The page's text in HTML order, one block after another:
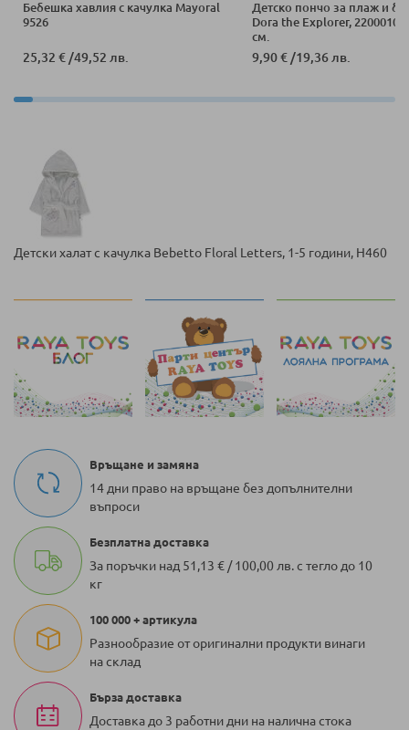
Бебешка хавлия с качулка Mayoral
9526
25,32 €/49,52 лв.
Детско пончо за плаж и
Dora the Explorer,
см.
9,90 €/19,36 лв.
Детски халат с качулка Bebetto Floral Letters, 1-5 години, H460
Връщане и замяна
14 дни право на връщане без допълнителни
въпроси
Безплатна доставка
За поръчки над 51,13 € / 100,00 лв. с тегло до 10
кг
100 000 + артикула
Разнообразие от оригинални продукти винаги
на склад
Бърза доставка
Доставка до 3 работни дни на налична стока